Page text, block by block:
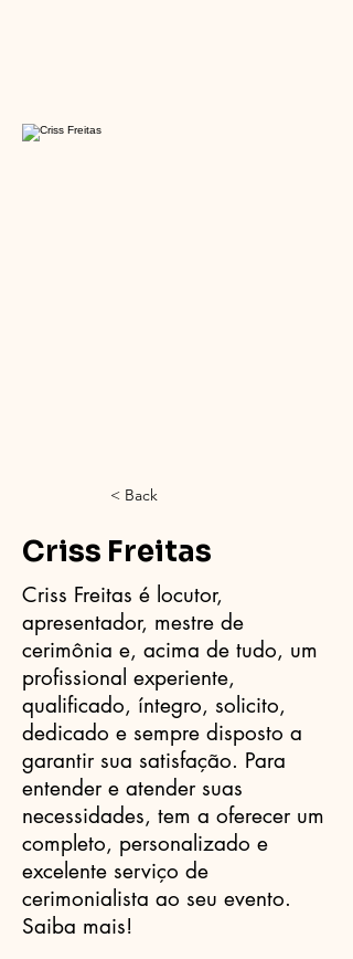
< Back
Criss Freitas
Criss Freitas é locutor,
apresentador, mestre de
cerimônia e, acima de tudo, um
profissional experiente,
qualificado, íntegro, solicito,
dedicado e sempre disposto a
garantir sua satisfação. Para
entender e atender suas
necessidades, tem a oferecer um
completo, personalizado e
excelente serviço de
cerimonialista ao seu evento.
Saiba mais!